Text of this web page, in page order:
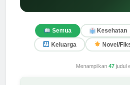
Semua Kesehatan
Keluarga Novel/
Menampilkan 47judul